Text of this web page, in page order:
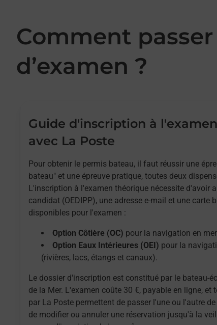
Comment
d’examen ?
Guide d'inscription à
avec La Poste
Pour obtenir le permis bateau, il faut réussir une
bateau" et une épreuve pratique, toutes deux
L'inscription à l'examen théorique nécessite d'avoir
candidat (OEDIPP), une adresse e-mail et une carte
disponibles pour l'examen :
Option Côtière (OC) pour la navigation en
Option Eaux Intérieures (OEI) pour la
(rivières, lacs, étangs et canaux).
Le dossier d'inscription est constitué par le bateau-
de la Mer. L'examen coûte 30 €, payable en ligne, et
par La Poste permettent de passer l'une ou l'autre
de modifier ou annuler une réservation jusqu'à la